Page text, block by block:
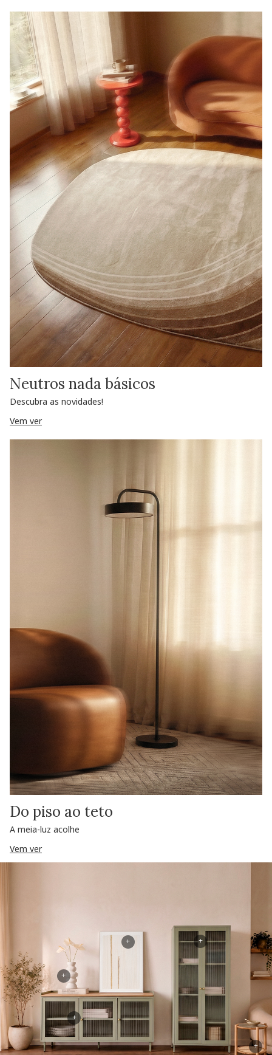
Neutros nada básicos
Descubra as novidades!
Vem ver
Do piso ao teto
A meia-luz acolhe
Vem ver
+
+
+
+
+